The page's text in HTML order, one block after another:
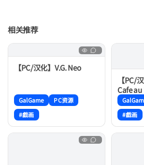
相关推荐
【PC/汉化】V.G. Neo
GalGame
PC资源
#戯画
【PC/
Cafe au
#戯画